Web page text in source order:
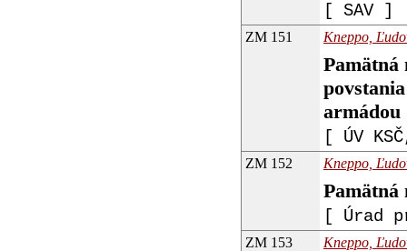
[ SAV ]
ZM 151 Kneppo,
Pamätná
armádou
[ ÚV
ZM 152 Kneppo,
Pamätná
[ Úrad
ZM 153 Kneppo,